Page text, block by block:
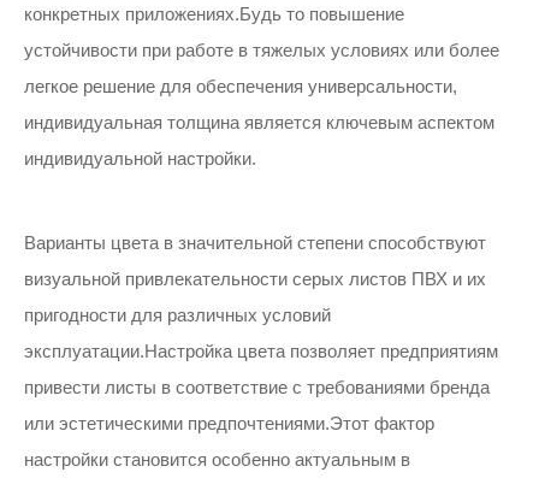
конкретных приложениях.Будь то повышение
устойчивости при работе в тяжелых условиях или более
легкое решение для обеспечения универсальности,
индивидуальная толщина является ключевым аспектом
индивидуальной настройки.
Варианты цвета в значительной степени способствуют
визуальной привлекательности серых листов ПВХ и их
пригодности для различных условий
эксплуатации.Настройка цвета позволяет предприятиям
привести листы в соответствие с требованиями бренда
или эстетическими предпочтениями.Этот фактор
настройки становится особенно актуальным в